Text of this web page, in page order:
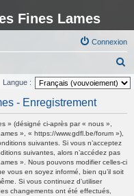
Fines Lames
Connexion
e
c
Langue :
- Enregistrement
» (désigné ci-après par « nous »,
», « https://www.gdfl.be/forum »),
suivantes. Si vous n’acceptez
suivantes, alors n’accédez pas
». Nous pouvons modifier celles-ci
vous en soyez informé, bien qu’il soit
Si vous continuez d’utiliser
changements ont été effectués,